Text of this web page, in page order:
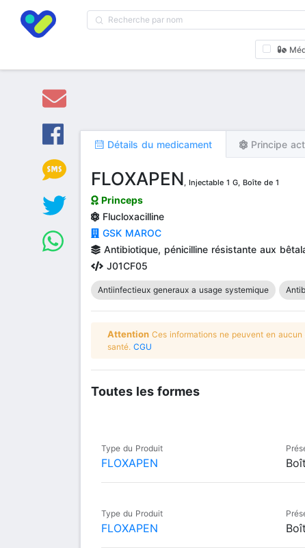
Détails du medicament Principe
FLOXAPEN, Injectable 1 G, Boîte de 1
Princeps
Flucloxacilline
GSK MAROC
Antibiotique, pénicilline résistante aux
J01CF05
Antiinfectieux generaux a usage systemique
Attention Ces informations ne peuvent en aucun
santé. CGU
Toutes les formes
Type du Produit
FLOXAPEN
Type du Produit
FLOXAPEN